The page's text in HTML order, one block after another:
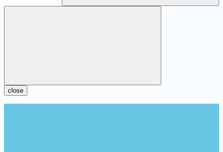
close